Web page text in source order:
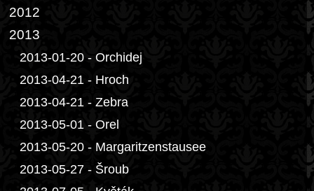
2012
2013
2013-01-20 - Orchidej
2013-04-21 - Hroch
2013-04-21 - Zebra
2013-05-01 - Orel
2013-05-20 - Margaritzenstausee
2013-05-27 - Šroub